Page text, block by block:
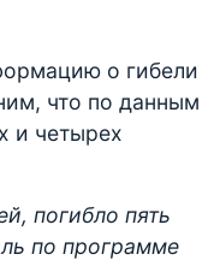
о гибели
что по данным
и четырех
погибло пять
по программе